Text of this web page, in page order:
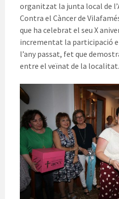
organitzat la junta local de
Contra el Càncer de
que ha celebrat el seu X
incrementat la participació
l’any passat, fet que
entre el veïnat de la localitat.